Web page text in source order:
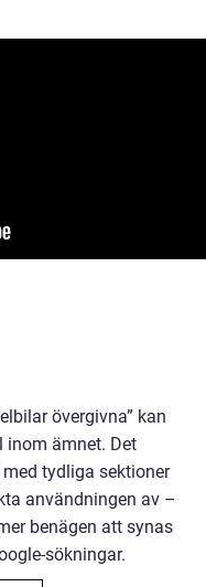
övergivna” kan
inom ämnet. Det
tydliga sektioner
användningen av –
benägen att synas
sökningar.